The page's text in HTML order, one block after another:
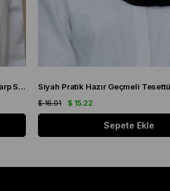
Lacivert Pratik Hazır Geçmeli Tesettür Eşarp Sandy Kumaş Kendinden Boneli 1290_02
$ 15.22
$ 16.91
Sepete Ekle